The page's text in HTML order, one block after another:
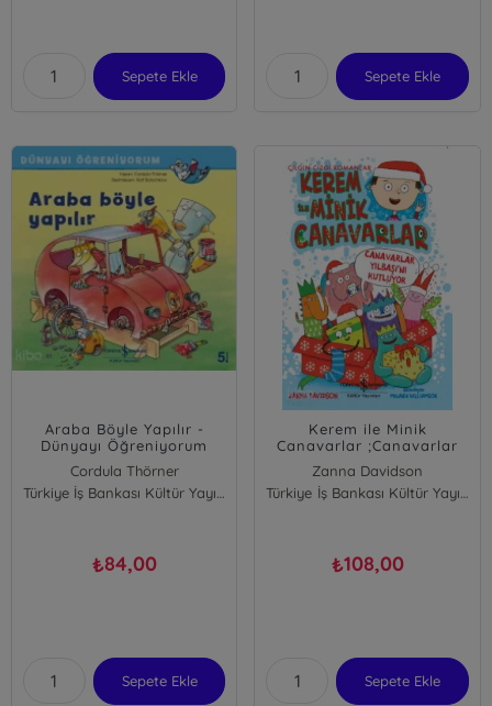
Sepete Ekle Sepete Ekle
Araba Böyle Yapılır -
Dünyayı Öğreniyorum
Cordula Thörner
Türkiye İş Bankası Kültür Yayınları
₺84,00
Sepete Ekle
Kerem ile Minik
Canavarlar ;Canavarlar
Yılbaşını Kutluyor
Zanna Davidson
Türkiye İş Bankası Kültür Yayınları
₺108,00
Sepete Ekle